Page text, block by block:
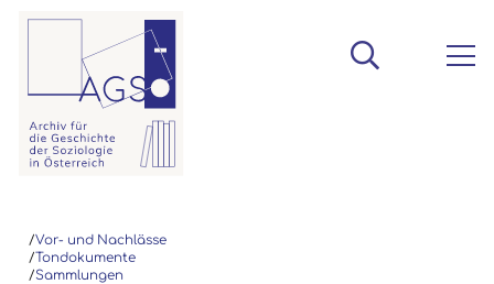
/Vor- und Nachlässe
/Tondokumente
/Sammlungen